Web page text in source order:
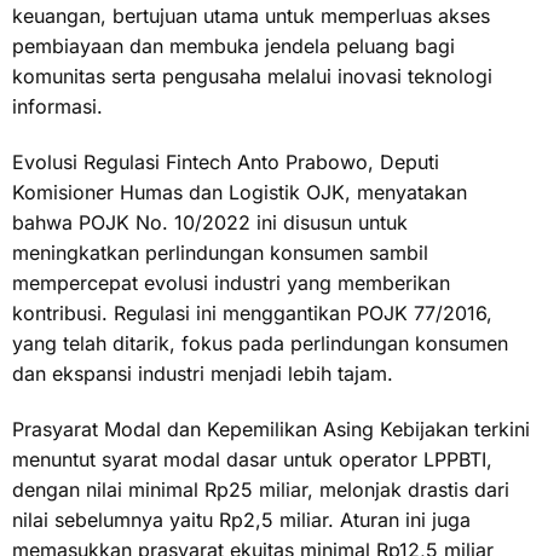
keuangan, bertujuan utama untuk memperluas akses
pembiayaan dan membuka jendela peluang bagi
komunitas serta pengusaha melalui inovasi teknologi
informasi.
Evolusi Regulasi Fintech Anto Prabowo, Deputi
Komisioner Humas dan Logistik OJK, menyatakan
bahwa POJK No. 10/2022 ini disusun untuk
meningkatkan perlindungan konsumen sambil
mempercepat evolusi industri yang memberikan
kontribusi. Regulasi ini menggantikan POJK 77/2016,
yang telah ditarik, fokus pada perlindungan konsumen
dan ekspansi industri menjadi lebih tajam.
Prasyarat Modal dan Kepemilikan Asing Kebijakan terkini
menuntut syarat modal dasar untuk operator LPPBTI,
dengan nilai minimal Rp25 miliar, melonjak drastis dari
nilai sebelumnya yaitu Rp2,5 miliar. Aturan ini juga
memasukkan prasyarat ekuitas minimal Rp12,5 miliar